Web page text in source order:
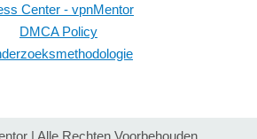
Center - vpnMentor
DMCA Policy
| Alle Rechten Voorbehouden